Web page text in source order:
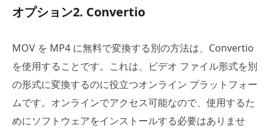
オプション2. Convertio
MOV を MP4 に無料で変換する別の方法は、Convertio
を使用することです。これは、ビデオ ファイル形式を別
の形式に変換するのに役立つオンライン プラットフォー
ムです。オンラインでアクセス可能なので、使用するた
めにソフトウェアをインストールする必要はありませ